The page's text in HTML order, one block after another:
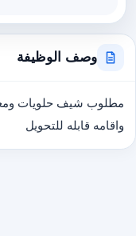
وصف الوظيفة
مطلوب شيف حلويات
واقامه قابله للتحويل